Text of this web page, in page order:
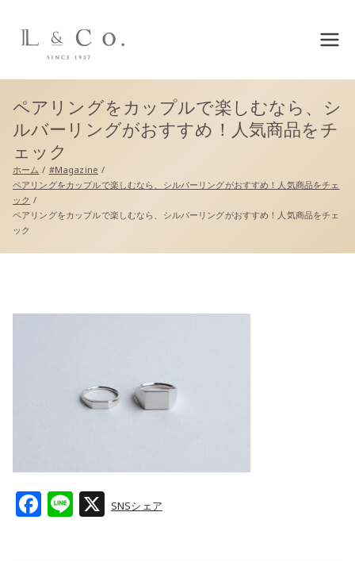
L&co.（エルアンドコー）公
ペアリングをカップルで楽しむなら、シ
ルバーリングがおすすめ！人気商品をチ
ェック
ホーム
#Magazine
ペアリングをカップルで楽しむなら、シルバーリングがおすすめ！人気商品をチェ
ック
ペアリングをカップルで楽しむなら、シルバーリングがおすすめ！人気商品をチェ
ック
F Li X
SNSシェア